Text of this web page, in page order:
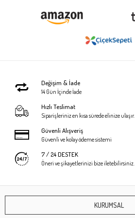
Değişim & İade
14 Gün İçinde İade
Hızlı Teslimat
Siparişleriniz en kısa sürede elinize ulaşır.
Güvenli Alışveriş
Güvenli ve kolay ödeme sistemi
7 / 24 DESTEK
Öneri ve şikayetlerinizi bize iletebilirsiniz.
KURUMSAL